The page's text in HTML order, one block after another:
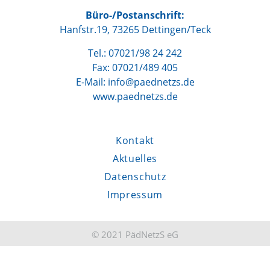
Büro-/Postanschrift:
Hanfstr.19, 73265 Dettingen/Teck
Tel.: 07021/98 24 242
Fax: 07021/489 405
E-Mail: info@paednetzs.de
www.paednetzs.de
Kontakt
Aktuelles
Datenschutz
Impressum
© 2021 PädNetzS eG